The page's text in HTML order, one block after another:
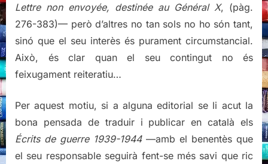
Lettre non envoyée, destinée au Général X, (pàg.
276-383)— però d’altres no tan sols no ho són tant,
sinó que el seu interès és purament circumstancial.
Això, és clar quan el seu contingut no és
feixugament reiteratiu…
Per aquest motiu, si a alguna editorial se li acut la
bona pensada de traduir i publicar en català els
Écrits de guerre 1939-1944—amb el benentès que
el seu responsable seguirà fent-se més savi que ric